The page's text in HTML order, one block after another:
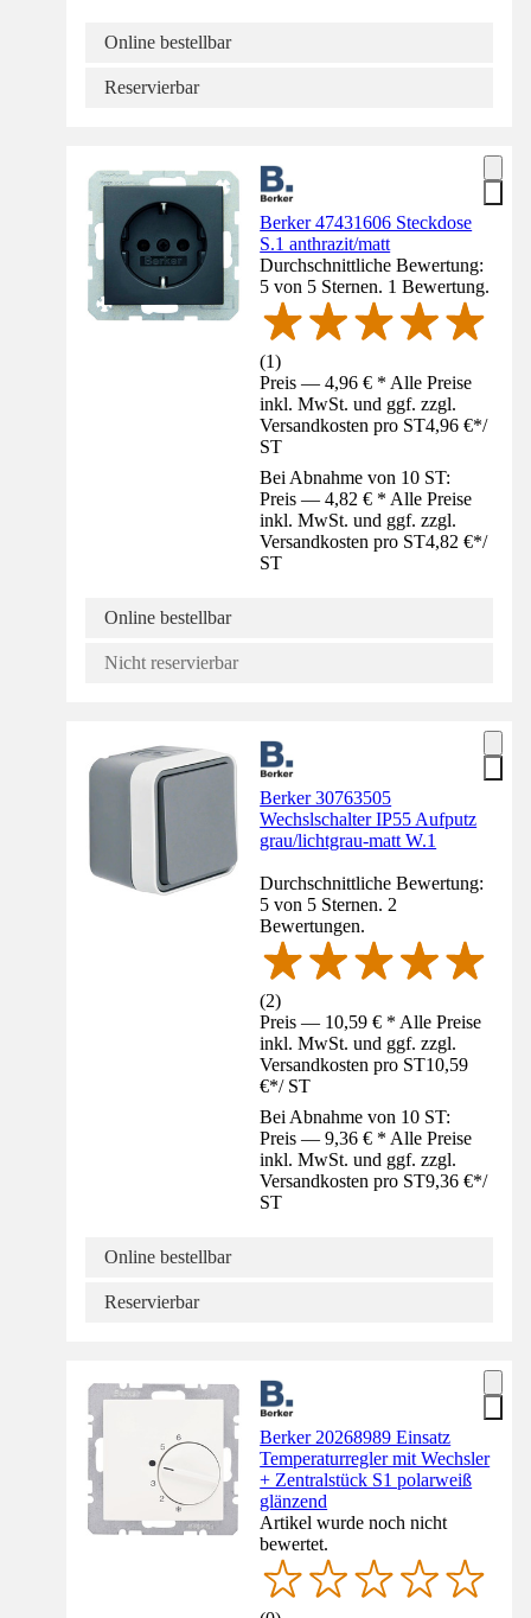
Online bestellbar
Reservierbar
Berker 47431606 Steckdose
S.1 anthrazit/matt
Durchschnittliche Bewertung:
5 von 5 Sternen. 1 Bewertung.
(1)
Preis — 4,96 € * Alle Preise
inkl. MwSt. und ggf. zzgl.
Versandkosten pro ST4,96 €*/
ST
Bei Abnahme von 10 ST:
Preis — 4,82 € * Alle Preise
inkl. MwSt. und ggf. zzgl.
Versandkosten pro ST4,82 €*/
ST
Online bestellbar
Nicht reservierbar
Berker 30763505
Wechslschalter IP55 Aufputz
grau/lichtgrau-matt W.1
Durchschnittliche Bewertung:
5 von 5 Sternen. 2
Bewertungen.
(2)
Preis — 10,59 € * Alle Preise
inkl. MwSt. und ggf. zzgl.
Versandkosten pro ST10,59
€*/ ST
Bei Abnahme von 10 ST:
Preis — 9,36 € * Alle Preise
inkl. MwSt. und ggf. zzgl.
Versandkosten pro ST9,36 €*/
ST
Online bestellbar
Reservierbar
Berker 20268989 Einsatz
Temperaturregler mit Wechsler
+ Zentralstück S1 polarweiß
glänzend
Artikel wurde noch nicht
bewertet.